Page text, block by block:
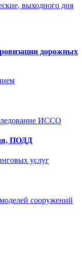
выходного дня
дорожных
ИССО
ПОДД
услуг
сооружений